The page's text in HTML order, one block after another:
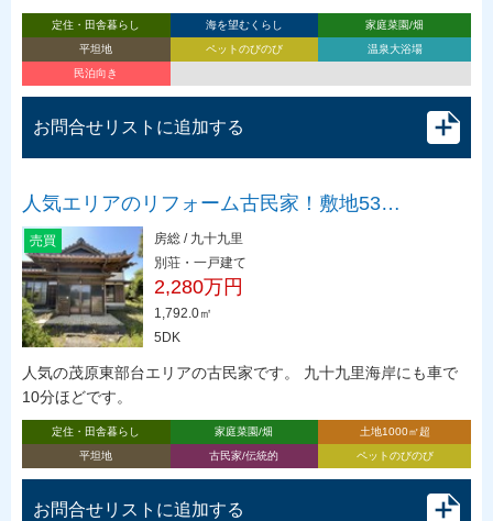
定住・田舎暮らし 海を望むくらし
家庭菜園/畑
平坦地
ペットのびのび
温泉大浴場
民泊向き
お問合せリストに追加する
人気エリアのリフォーム古民家！敷地53…
売買
房総 / 九十九里
別荘・一戸建て
2,280万円
1,792.0㎡
5DK
人気の茂原東部台エリアの古民家です。 九十九里海岸にも車で
10分ほどです。
定住・田舎暮らし 家庭菜園/畑
土地1000㎡超
平坦地
古民家/伝統的 ペットのびのび
お問合せリストに追加する